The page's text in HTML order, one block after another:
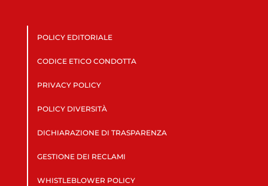
POLICY EDITORIALE
CODICE ETICO CONDOTTA
PRIVACY POLICY
POLICY DIVERSITÀ
DICHIARAZIONE DI TRASPARENZA
GESTIONE DEI RECLAMI
WHISTLEBLOWER POLICY